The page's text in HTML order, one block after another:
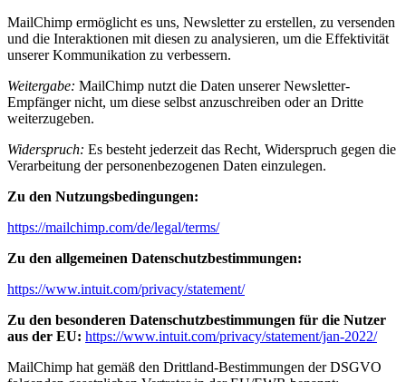
MailChimp ermöglicht es uns, Newsletter zu erstellen, zu versenden
und die Interaktionen mit diesen zu analysieren, um die Effektivität
unserer Kommunikation zu verbessern.
Weitergabe: MailChimp nutzt die Daten unserer Newsletter-
Empfänger nicht, um diese selbst anzuschreiben oder an Dritte
weiterzugeben.
Widerspruch: Es besteht jederzeit das Recht, Widerspruch gegen die
Verarbeitung der personenbezogenen Daten einzulegen.
Zu den Nutzungsbedingungen:
https://mailchimp.com/de/legal/terms/
Zu den allgemeinen Datenschutzbestimmungen:
https://www.intuit.com/privacy/statement/
Zu den besonderen Datenschutzbestimmungen für die Nutzer
aus der EU: https://www.intuit.com/privacy/statement/jan-2022/
MailChimp hat gemäß den Drittland-Bestimmungen der DSGVO